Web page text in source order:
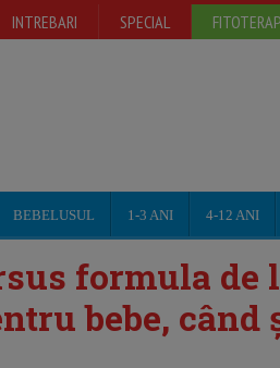
INTREBARI SPECIAL
BEBELUSUL 1-3 ANI 4-12 ANI
formula de
bebe, când